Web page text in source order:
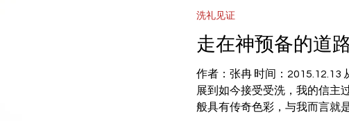
走在神预备的道
作者：张冉 时间：2015.12.13
展到如今接受受洗，我的信主
般具有传奇色彩，与我而言就
洗礼见证